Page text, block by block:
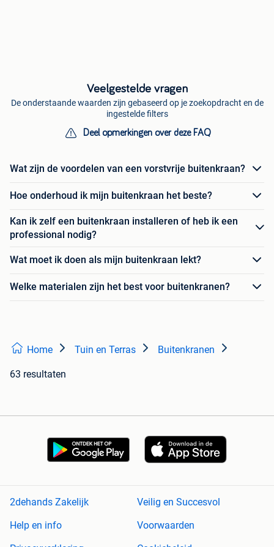
Veelgestelde vragen
De onderstaande waarden zijn gebaseerd op je zoekopdracht en de
ingestelde filters
Deel opmerkingen over deze FAQ
Wat zijn de voordelen van een vorstvrije buitenkraan?
Hoe onderhoud ik mijn buitenkraan het beste?
Kan ik zelf een buitenkraan installeren of heb ik een
professional nodig?
Wat moet ik doen als mijn buitenkraan lekt?
Welke materialen zijn het best voor buitenkranen?
Home Tuin en Terras Buitenkranen
63 resultaten
2dehands Zakelijk
Veilig en Succesvol
Help en info
Voorwaarden